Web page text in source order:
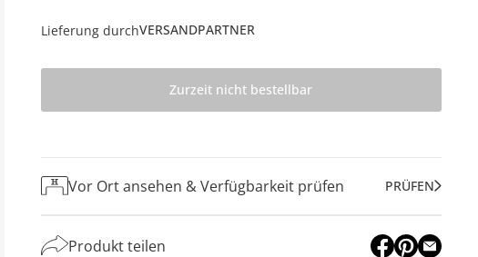
Lieferung durchVERSANDPARTNER
Zurzeit nicht bestellbar
Vor Ort ansehen & Verfügbarkeit prüfen PRÜFEN
Produkt teilen